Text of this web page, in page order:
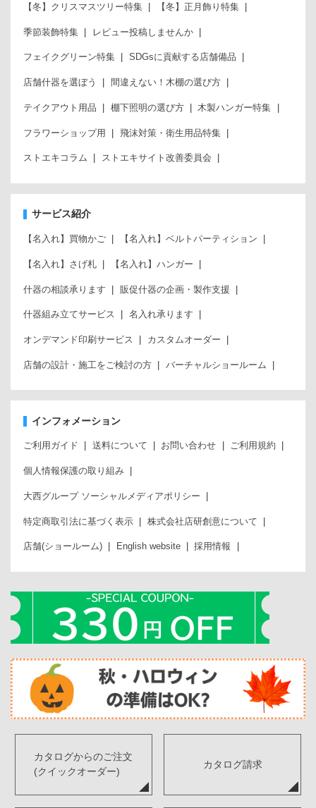
【冬】クリスマスツリー特集 【冬】正月飾り特集
季節装飾特集 レビュー投稿しませんか
フェイクグリーン特集 SDGsに貢献する店舗備品
店舗什器を選ぼう 間違えない！木棚の選び方
テイクアウト用品 棚下照明の選び方 木製ハンガー特集
フラワーショップ用 飛沫対策・衛生用品特集
ストエキコラム ストエキサイト改善委員会
サービス紹介
【名入れ】買物かご 【名入れ】ベルトパーティション
【名入れ】さげ札 【名入れ】ハンガー
什器の相談承ります 販促什器の企画・製作支援
什器組み立てサービス 名入れ承ります
オンデマンド印刷サービス カスタムオーダー
店舗の設計・施工をご検討の方 バーチャルショールーム
インフォメーション
ご利用ガイド 送料について お問い合わせ ご利用規約
個人情報保護の取り組み
大西グループ ソーシャルメディアポリシー
特定商取引法に基づく表示 株式会社店研創意について
店舗(ショールーム) English website 採用情報
カタログからのご注文
(クイックオーダー)
カタログ請求